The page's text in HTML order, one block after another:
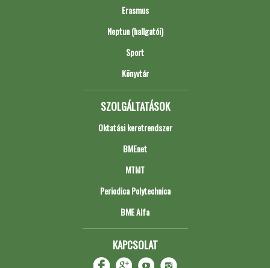
Erasmus
Neptun (hallgatói)
Sport
Könyvtár
SZOLGÁLTATÁSOK
Oktatási keretrendszer
BMEnet
MTMT
Periodica Polytechnica
BME Alfa
KAPCSOLAT